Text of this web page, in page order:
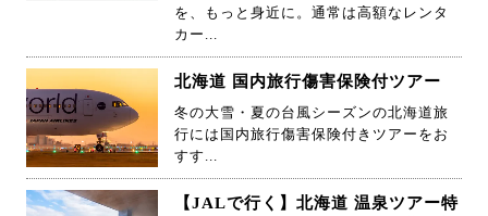
を、もっと身近に。通常は高額なレンタ
カー...
北海道 国内旅行傷害保険付ツアー
冬の大雪・夏の台風シーズンの北海道旅
行には国内旅行傷害保険付きツアーをお
すす...
【JALで行く】北海道 温泉ツアー特